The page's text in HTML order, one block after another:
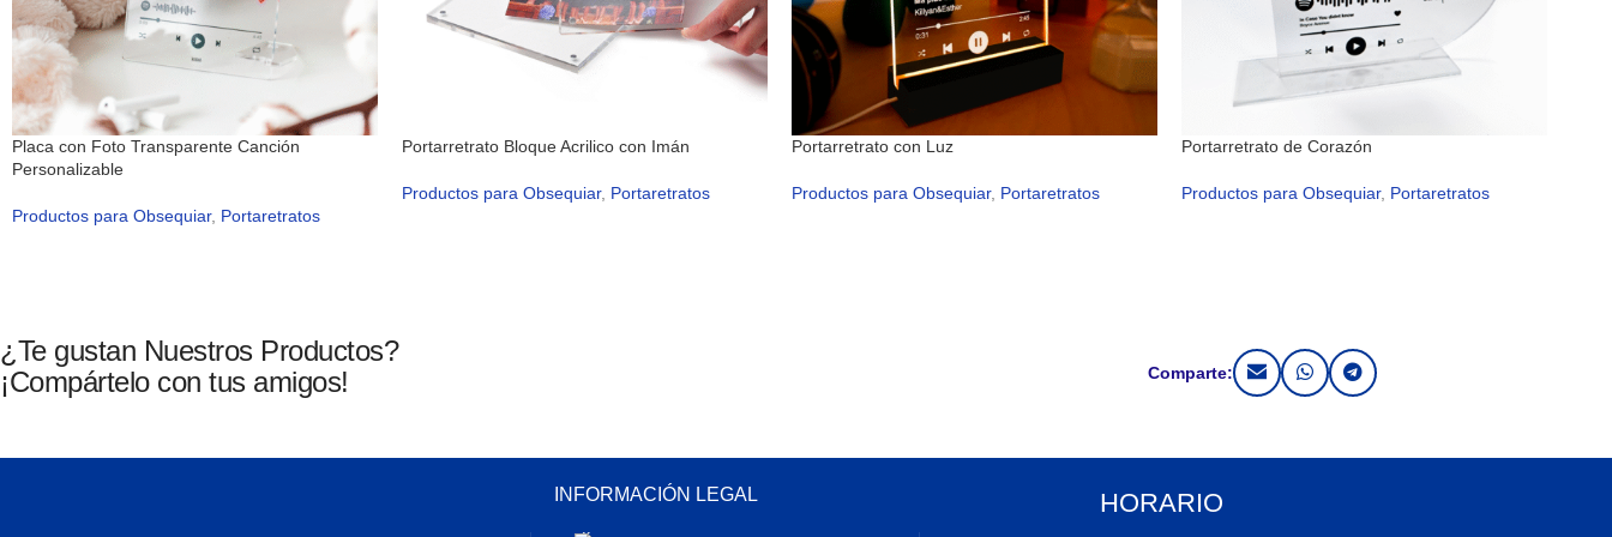
Placa con Foto Transparente Canción
Personalizable
Productos para Obsequiar, Portaretratos
Portarretrato Bloque Acrilico con Imán
Productos para Obsequiar, Portaretratos
Portarretrato con Luz
Productos para Obsequiar, Portaretratos
Portarretrato de Corazón
Productos para Obsequiar, Portaretratos
¿Te gustan Nuestros Productos?
¡Compártelo con tus amigos!
Comparte:
Carrera 25 #23-16, Bogotá - Colombia
INFORMACIÓN LEGAL HORARIO